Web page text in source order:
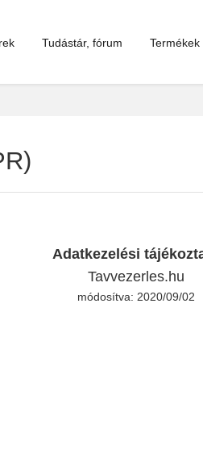
Tudástár, fórum Termékek
Adatkezelési
Tavvezerles.hu
módosítva: 2020/09/02